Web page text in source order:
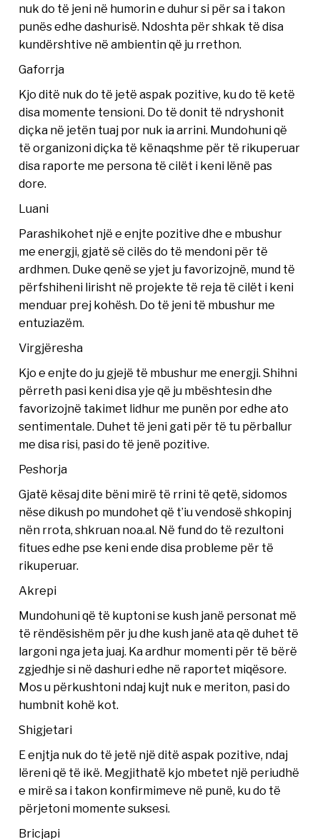
nuk do të jeni në humorin e duhur si për sa i takon
punës edhe dashurisë. Ndoshta për shkak të disa
kundërshtive në ambientin që ju rrethon.
Gaforrja
Kjo ditë nuk do të jetë aspak pozitive, ku do të ketë
disa momente tensioni. Do të donit të ndryshonit
diçka në jetën tuaj por nuk ia arrini. Mundohuni që
të organizoni diçka të kënaqshme për të rikuperuar
disa raporte me persona të cilët i keni lënë pas
dore.
Luani
Parashikohet një e enjte pozitive dhe e mbushur
me energji, gjatë së cilës do të mendoni për të
ardhmen. Duke qenë se yjet ju favorizojnë, mund të
përfshiheni lirisht në projekte të reja të cilët i keni
menduar prej kohësh. Do të jeni të mbushur me
entuziazëm.
Virgjëresha
Kjo e enjte do ju gjejë të mbushur me energji. Shihni
përreth pasi keni disa yje që ju mbështesin dhe
favorizojnë takimet lidhur me punën por edhe ato
sentimentale. Duhet të jeni gati për të tu përballur
me disa risi, pasi do të jenë pozitive.
Peshorja
Gjatë kësaj dite bëni mirë të rrini të qetë, sidomos
nëse dikush po mundohet që t’iu vendosë shkopinj
nën rrota, shkruan noa.al. Në fund do të rezultoni
fitues edhe pse keni ende disa probleme për të
rikuperuar.
Akrepi
Mundohuni që të kuptoni se kush janë personat më
të rëndësishëm për ju dhe kush janë ata që duhet të
largoni nga jeta juaj. Ka ardhur momenti për të bërë
zgjedhje si në dashuri edhe në raportet miqësore.
Mos u përkushtoni ndaj kujt nuk e meriton, pasi do
humbnit kohë kot.
Shigjetari
E enjtja nuk do të jetë një ditë aspak pozitive, ndaj
lëreni që të ikë. Megjithatë kjo mbetet një periudhë
e mirë sa i takon konfirmimeve në punë, ku do të
përjetoni momente suksesi.
Bricjapi